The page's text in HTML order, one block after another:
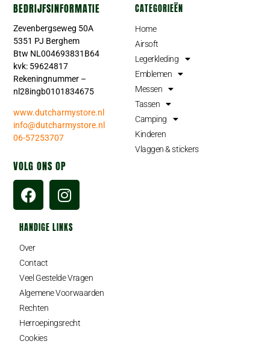
BEDRIJFSINFORMATIE
Zevenbergseweg 50A
5351 PJ Berghem
Btw NL004693831B64
kvk: 59624817
Rekeningnummer –
nl28ingb0101834675
www.dutcharmystore.nl
info@dutcharmystore.nl
06-57253707
VOLG ONS OP
CATEGORIEËN
Home
Airsoft
Legerkleding
Emblemen
Messen
Tassen
Camping
Kinderen
Vlaggen & stickers
HANDIGE LINKS
Over
Contact
Veel Gestelde Vragen
Algemene Voorwaarden
Rechten
Herroepingsrecht
Cookies